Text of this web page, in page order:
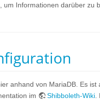
um Informationen darüber zu
anhand von MariaDB. Es
im
Shibboleth-Wiki